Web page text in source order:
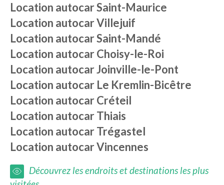
Location autocarSaint-Maurice
Location autocarVillejuif
Location autocarSaint-Mandé
Location autocarChoisy-le-Roi
Location autocarJoinville-le-Pont
Location autocar Le Kremlin-Bicêtre
Location autocarCréteil
Location autocarThiais
Location autocarTrégastel
Location autocarVincennes
Découvrez les endroits et destinations les plus